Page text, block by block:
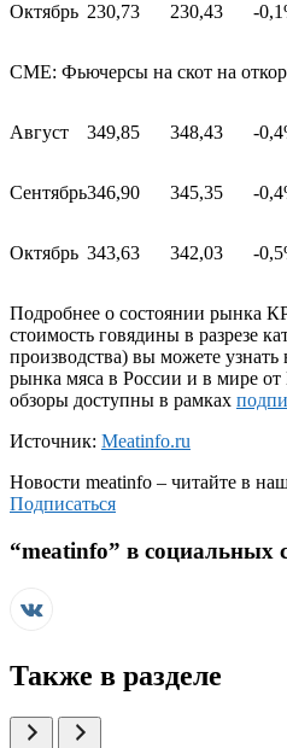
Октябрь 230,73 230,43 -
СМЕ: Фьючерсы на скот на
Август 349,85 348,43 -
Сентябрь346,90 345,35 -
Октябрь 343,63 342,03 -
Подробнее о состоянии рынка
стоимость говядины в разрезе
производства) вы можете
рынка мяса в России и в мире
обзоры доступны в рамках
Источник: Meatinfo.ru
Новости meatinfo – читайте в
Подписаться
“meatinfo” в социальных
Также в разделе